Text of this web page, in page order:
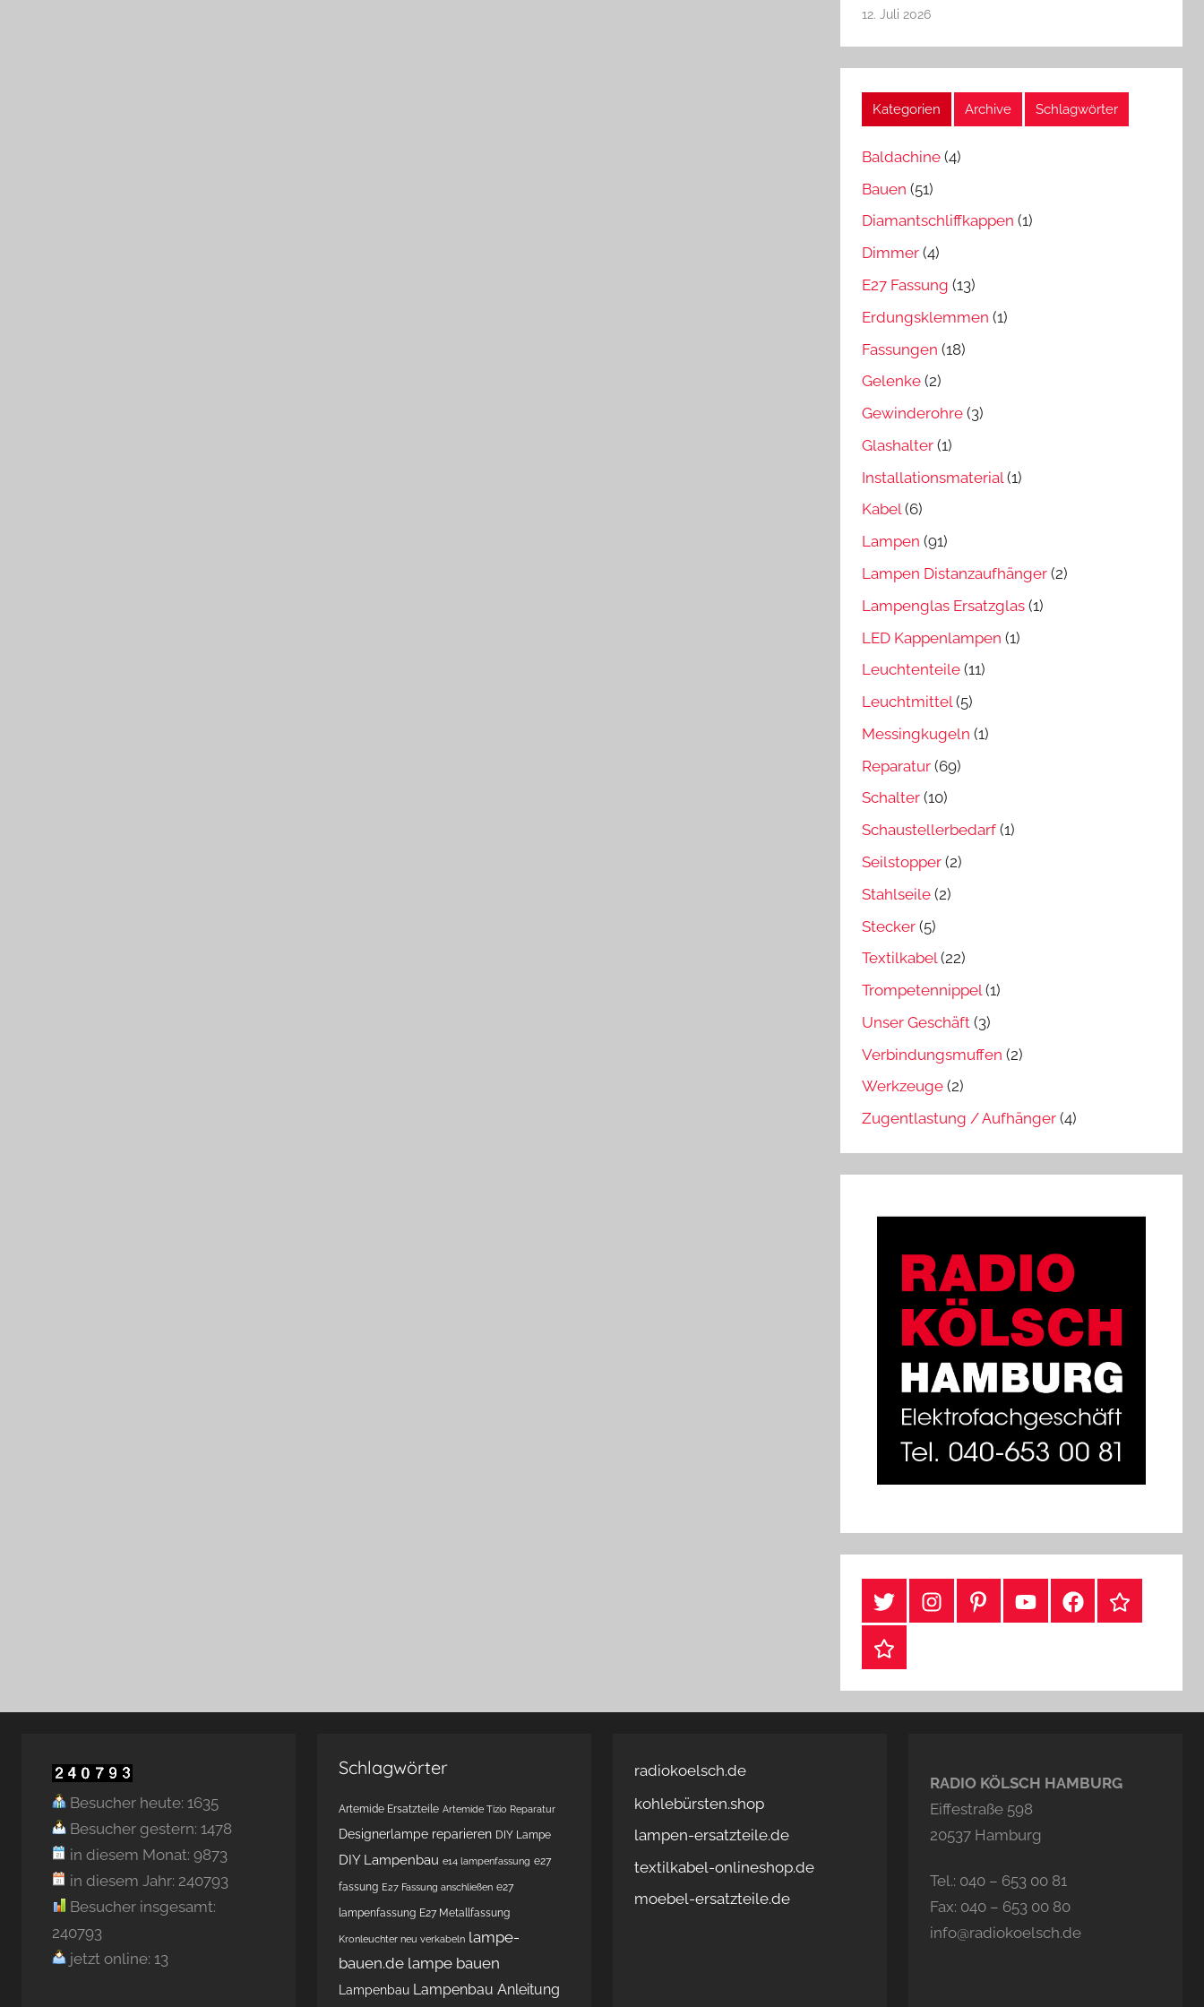
12. Juli 2026
Kategorien Archive Schlagwörter
Baldachine (4)
Bauen (51)
Diamantschliffkappen (1)
Dimmer (4)
E27 Fassung (13)
Erdungsklemmen (1)
Fassungen (18)
Gelenke (2)
Gewinderohre (3)
Glashalter (1)
Installationsmaterial (1)
Kabel(6)
Lampen (91)
Lampen Distanzaufhänger (2)
Lampenglas Ersatzglas (1)
LED Kappenlampen (1)
Leuchtenteile (11)
Leuchtmittel(5)
Messingkugeln (1)
Reparatur (69)
Schalter (10)
Schaustellerbedarf (1)
Seilstopper (2)
Stahlseile (2)
Stecker (5)
Textilkabel(22)
Trompetennippel(1)
Unser Geschäft (3)
Verbindungsmuffen (2)
Werkzeuge (2)
Zugentlastung / Aufhänger (4)
#TwitterInstagramPinterestYouTubeFacebook
TikTok
Webshop
Besucher heute: 1635
Besucher gestern: 1478
in diesem Monat: 9873
in diesem Jahr: 240793
Besucher insgesamt:
240793
jetzt online: 13
Schlagwörter
Artemide Ersatzteile Artemide Tizio Reparatur
Designerlampe reparieren DIY Lampe
DIY Lampenbau e14 lampenfassung e27
fassung E27 Fassung anschließen e27
lampenfassung E27 Metallfassung
Kronleuchter neu verkabeln lampe-
bauen.de lampe bauen
Lampenbau Lampenbau Anleitung
radiokoelsch.de
kohlebürsten.shop
lampen-ersatzteile.de
textilkabel-onlineshop.de
moebel-ersatzteile.de
RADIO KÖLSCH HAMBURG
Eiffestraße 598
20537 Hamburg
Tel.: 040 – 653 00 81
Fax: 040 – 653 00 80
info@radiokoelsch.de